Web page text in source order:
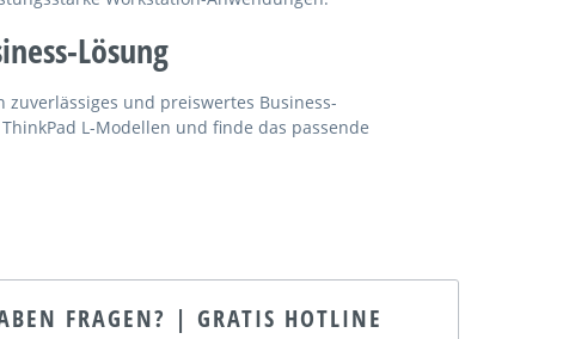
Lösung
und preiswertes Business-
L-Modellen und finde das passende
FRAGEN? | GRATIS HOTLINE